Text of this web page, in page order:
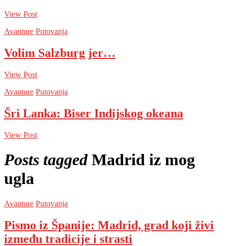
View Post
Avanture Putovanja
Volim Salzburg jer…
View Post
Avanture Putovanja
Šri Lanka: Biser Indijskog okeana
View Post
Posts tagged Madrid iz mog
ugla
Avanture Putovanja
Pismo iz Španije: Madrid, grad koji živi
između tradicije i strasti